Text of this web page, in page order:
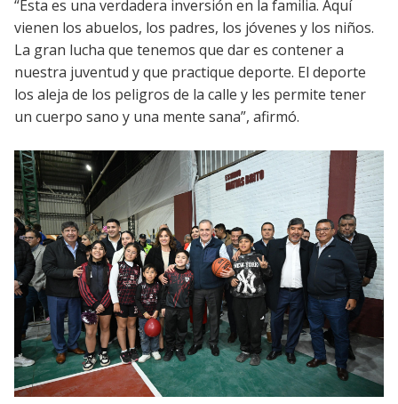
“Esta es una verdadera inversión en la familia. Aquí
vienen los abuelos, los padres, los jóvenes y los niños.
La gran lucha que tenemos que dar es contener a
nuestra juventud y que practique deporte. El deporte
los aleja de los peligros de la calle y les permite tener
un cuerpo sano y una mente sana”, afirmó.